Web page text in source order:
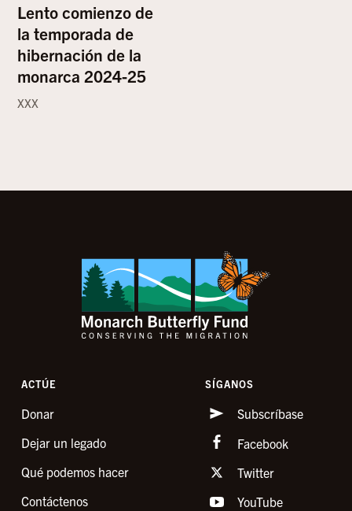
Lento comienzo de
la temporada de
hibernación de la
monarca 2024-25
XXX
ACTÚE
Donar
Dejar un legado
Qué podemos hacer
Contáctenos
SÍGANOS
Subscríbase
Facebook
Twitter
YouTube